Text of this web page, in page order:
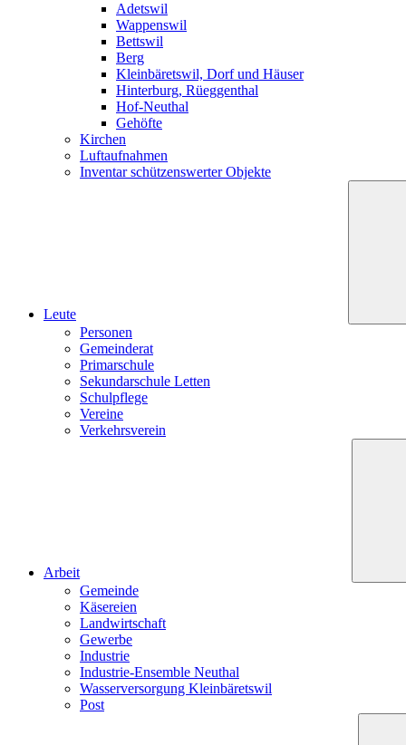
Adetswil
Wappenswil
Bettswil
Berg
Kleinbäretswil, Dorf und Häuser
Hinterburg, Rüeggenthal
Hof-Neuthal
Gehöfte
Kirchen
Luftaufnahmen
Inventar schützenswerter Objekte
Leute
Personen
Gemeinderat
Primarschule
Sekundarschule Letten
Schulpflege
Vereine
Verkehrsverein
Arbeit
Gemeinde
Käsereien
Landwirtschaft
Gewerbe
Industrie
Industrie-Ensemble Neuthal
Wasserversorgung Kleinbäretswil
Post